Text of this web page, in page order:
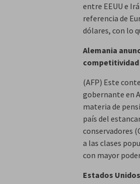
entre EEUU e
referencia de
dólares, con lo
Alemania
competitividad
(AFP) Este
gobernante en
materia de
país del
conservadores
a las clases
con mayor
Estados